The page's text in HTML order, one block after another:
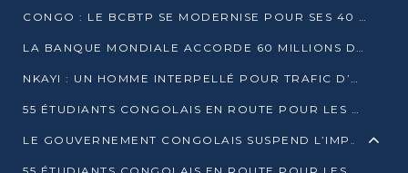
CONGO : LE BCBTP SE MODERNISE POUR SES 40 ANS D’EXISTENCE
LA BANQUE MONDIALE ACCORDE 60 MILLIONS DE DOLLARS POUR LA RÉSILIENCE URBAINE AU CONGO
NKAYI : UN HOMME INTERPELLÉ POUR TRAFIC D’UN BÉBÉ CHIMPANZÉ
55 ÉTUDIANTS CONGOLAIS EN ROUTE POUR LES UNIVERSITÉS ALGÉRIENNES
LE GOUVERNEMENT CONGOLAIS SUSPEND L’IMPORTATION DES MACHETTES ET DES MOTOS